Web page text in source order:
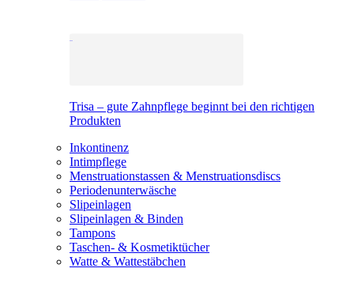
Trisa – gute Zahnpflege beginnt bei den richtigen
Produkten
Inkontinenz
Intimpflege
Menstruationstassen & Menstruationsdiscs
Periodenunterwäsche
Slipeinlagen
Slipeinlagen & Binden
Tampons
Taschen- & Kosmetiktücher
Watte & Wattestäbchen